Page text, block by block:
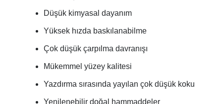
Düşük kimyasal dayanım
Yüksek hızda baskılanabilme
Çok düşük çarpılma davranışı
Mükemmel yüzey kalitesi
Yazdırma sırasında yayılan çok düşük koku
Yenilenebilir doğal hammaddeler